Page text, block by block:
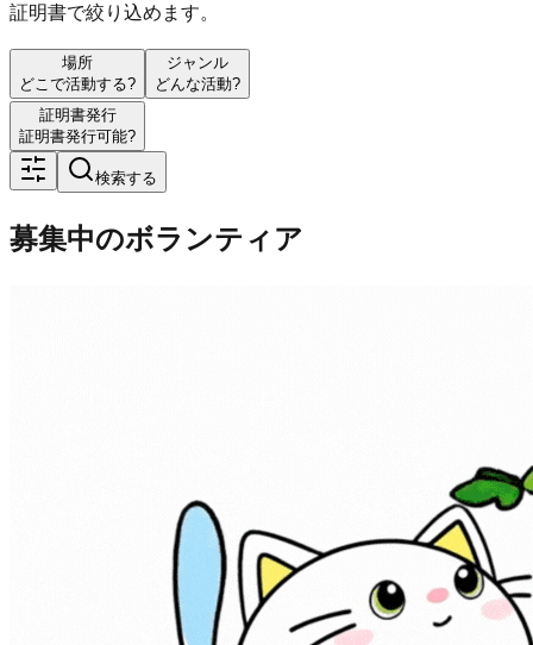
証明書で絞り込めます。
場所
どこで活動する?
ジャンル
どんな活動?
証明書発行
証明書発行可能?
検索する
募集中のボランティア